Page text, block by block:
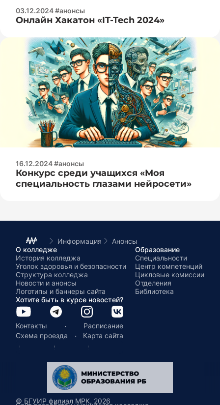
03.12.2024 #анонсы
Онлайн Хакатон «IT-Tech 2024»
16.12.2024 #анонсы
Конкурс среди учащихся «Моя
специальность глазами нейросети»
Информация
Анонсы
О колледже
История колледжа
Уголок здоровья и безопасности
Структура колледжа
Новости и анонсы
Логотипы и баннеры сайта
Образование
Специальности
Центр компетенций
Цикловые комиссии
Отделения
Библиотека
Хотите быть в курсе новостей?
Контакты ·
Расписание
Схема проезда
· Карта сайта
© БГУИР филиал МРК, 2026